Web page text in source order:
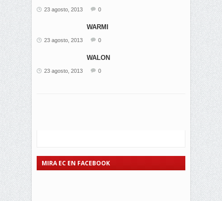
23 agosto, 2013 0
WARMI
23 agosto, 2013 0
WALON
23 agosto, 2013 0
MIRA EC EN FACEBOOK